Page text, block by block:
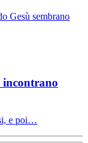
Gesù sembrano
incontrano
e poi…